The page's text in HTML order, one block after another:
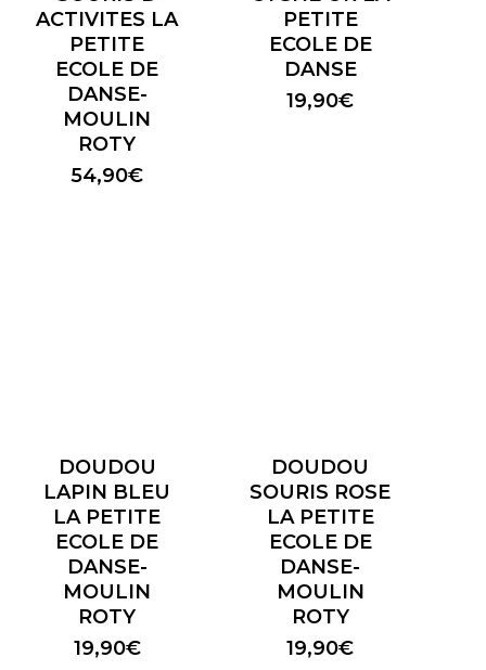
ACTIVITES LA
PETITE
ECOLE DE
DANSE-
MOULIN
ROTY
54,90€
PETITE
ECOLE DE
DANSE
19,90€
DOUDOU
LAPIN BLEU
LA PETITE
ECOLE DE
DANSE-
MOULIN
ROTY
19,90€
DOUDOU
SOURIS ROSE
LA PETITE
ECOLE DE
DANSE-
MOULIN
ROTY
19,90€